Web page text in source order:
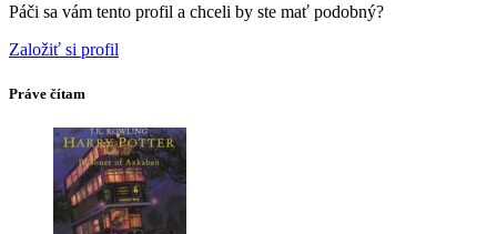
Páči sa vám tento profil a chceli by ste mať podobný?
Založiť si profil
Práve čítam